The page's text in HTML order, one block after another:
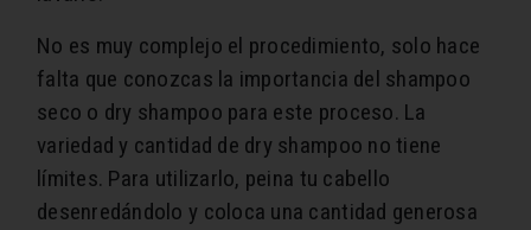
No es muy complejo el procedimiento, solo hace
falta que conozcas la importancia del shampoo
seco o dry shampoo para este proceso. La
variedad y cantidad de dry shampoo no tiene
límites. Para utilizarlo, peina tu cabello
desenredándolo y coloca una cantidad generosa